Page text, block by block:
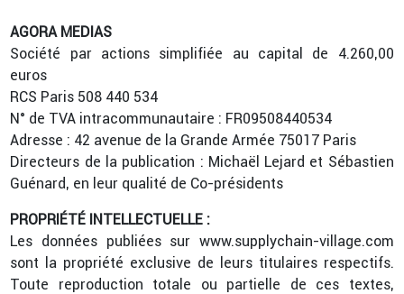
AGORA MEDIAS
Société par actions simplifiée au capital de 4.260,00
euros
RCS Paris 508 440 534
N° de TVA intracommunautaire : FR09508440534
Adresse : 42 avenue de la Grande Armée 75017 Paris
Directeurs de la publication : Michaël Lejard et Sébastien
Guénard, en leur qualité de Co-présidents
PROPRIÉTÉ INTELLECTUELLE :
Les données publiées sur www.supplychain-village.com
sont la propriété exclusive de leurs titulaires respectifs.
Toute reproduction totale ou partielle de ces textes,